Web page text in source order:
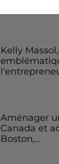
Kelly
Aménager
Canada et
Boston,...